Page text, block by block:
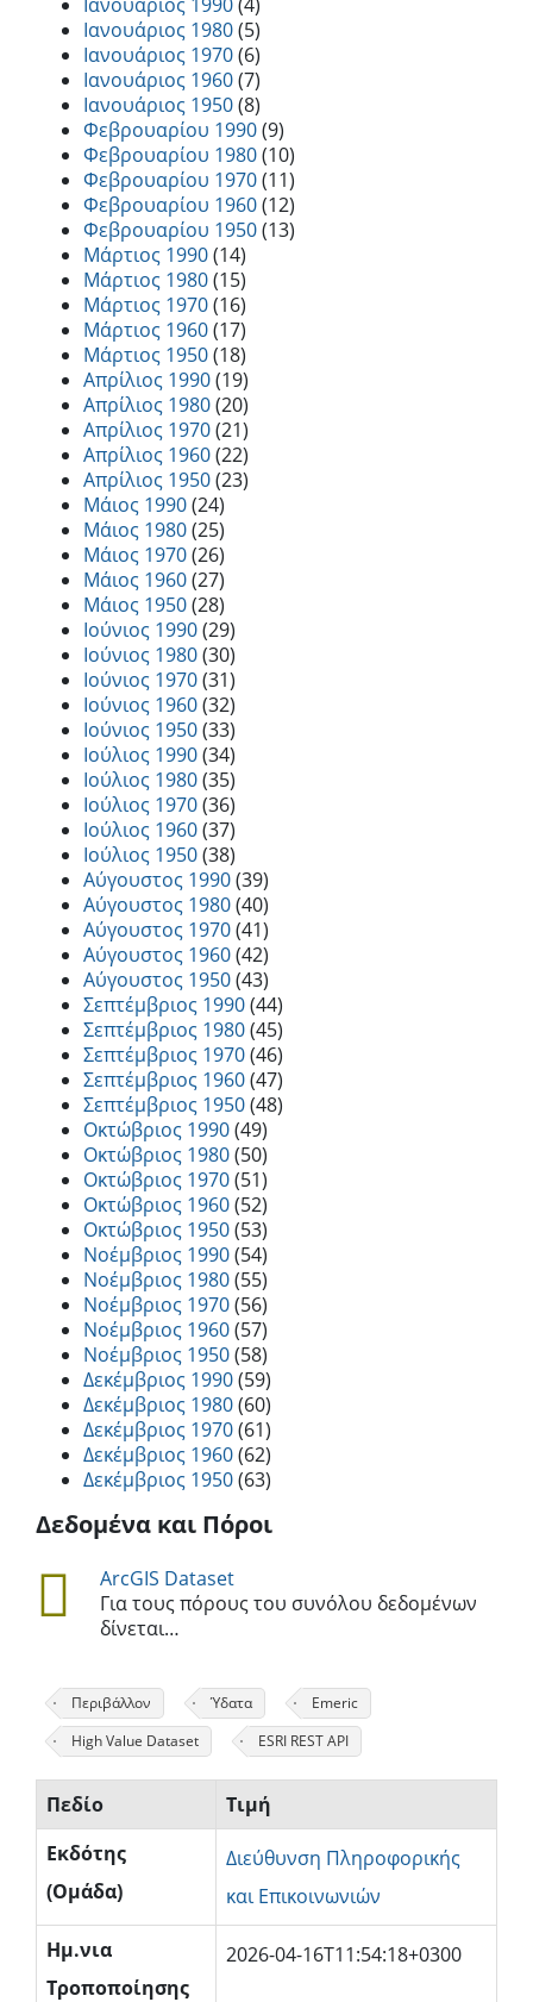
Ιανουάριος 1980(5)
Ιανουάριος 1970(6)
Ιανουάριος 1960(7)
Ιανουάριος 1950(8)
Φεβρουαρίου 1990(9)
Φεβρουαρίου 1980(10)
Φεβρουαρίου 1970(11)
Φεβρουαρίου 1960(12)
Φεβρουαρίου 1950(13)
Μάρτιος 1990(14)
Μάρτιος 1980(15)
Μάρτιος 1970(16)
Μάρτιος 1960(17)
Μάρτιος 1950(18)
Απρίλιος 1990(19)
Απρίλιος 1980(20)
Απρίλιος 1970(21)
Απρίλιος 1960(22)
Απρίλιος 1950(23)
Μάιος 1990(24)
Μάιος 1980(25)
Μάιος 1970(26)
Μάιος 1960(27)
Μάιος 1950(28)
Ιούνιος 1990(29)
Ιούνιος 1980(30)
Ιούνιος 1970(31)
Ιούνιος 1960(32)
Ιούνιος 1950(33)
Ιούλιος 1990(34)
Ιούλιος 1980(35)
Ιούλιος 1970(36)
Ιούλιος 1960(37)
Ιούλιος 1950(38)
Αύγουστος 1990(39)
Αύγουστος 1980(40)
Αύγουστος 1970(41)
Αύγουστος 1960(42)
Αύγουστος 1950(43)
Σεπτέμβριος 1990(44)
Σεπτέμβριος 1980(45)
Σεπτέμβριος 1970(46)
Σεπτέμβριος 1960(47)
Σεπτέμβριος 1950(48)
Οκτώβριος 1990(49)
Οκτώβριος 1980(50)
Οκτώβριος 1970(51)
Οκτώβριος 1960(52)
Οκτώβριος 1950(53)
Νοέμβριος 1990(54)
Νοέμβριος 1980(55)
Νοέμβριος 1970(56)
Νοέμβριος 1960(57)
Νοέμβριος 1950(58)
Δεκέμβριος 1990(59)
Δεκέμβριος 1980(60)
Δεκέμβριος 1970(61)
Δεκέμβριος 1960(62)
Δεκέμβριος 1950(63)
Δεδομένα και Πόροι
ArcGIS Dataset
Για τους πόρους του συνόλου δεδομένων
δίνεται…
Περιβάλλον Ύδατα
Emeric
High Value Dataset
ESRI REST API
Πεδίο
Τιμή
Εκδότης
(Ομάδα)
Διεύθυνση Πληροφορικής
και Επικοινωνιών
Ημ.νια
Τροποποίησης
2026-04-16T11:54:18+0300